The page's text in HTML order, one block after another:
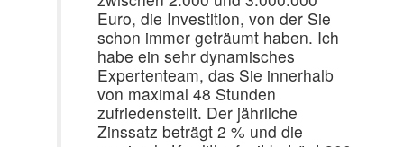
Euro, die Investition, von der Sie
schon immer geträumt haben. Ich
habe ein sehr dynamisches
Expertenteam, das Sie innerhalb
von maximal 48 Stunden
zufriedenstellt. Der jährliche
Zinssatz beträgt 2 % und die